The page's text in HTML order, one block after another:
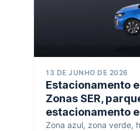
13 DE JUNHO DE 2026
Estacionamento
Zonas SER,
estacionamento
Zona azul, zona verde,